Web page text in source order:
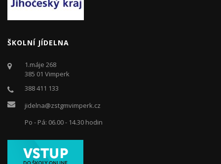
ŠKOLNÍ JÍDELNA
1.máje 268
385 01 Vimperk
388 411 133
jidelna@zstgmvimperk.cz
Po - Pá: 06.00 - 14.30 hodin